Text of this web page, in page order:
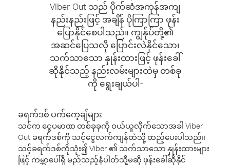
Viber Out သည် ပိုက်ဆံအကုန်အကျ
နည်းနည်းဖြင့် အချိန် ပိုကြာကြာ ဖုန်း
ပြောနိုင်စေပါသည်။ ကျွန်ုပ်တို့၏
အဆင်ပြေသလို ပြောင်းလဲနိုင်သော၊
သက်သာသော နှုန်းထားဖြင့် ဖုန်းခေါ်
ဆိုနိုင်သည့် နည်းလမ်းများထဲမှ တစ်ခု
ကို ရွေးချယ်ပါ-
ခရက်ဒစ် ပက်ကေ့ချ်များ
သင်က ငွေပမာဏ တစ်ခုခုကို ဝယ်ယူလိုက်သောအခါ Viber
Out ခရက်ဒစ်ကို သင့်ငွေလက်ကျန်ထဲသို့ ထည့်ပေးပါသည်။
သင့်ခရက်ဒစ်ကိုသုံး၍ Viber ၏ သက်သာသော နှုန်းထားများ
ဖြင့် ကမ္ဘာပေါ်ရှိ မည်သည့်နံပါတ်သို့မဆို ဖုန်းခေါ်ဆိုနိုင်